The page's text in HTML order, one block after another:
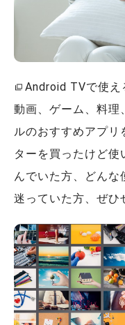
Android TVで使え
動画、ゲーム、料理
ルのおすすめアプリ
ターを買ったけど
んでいた方、どん
迷っていた方、ぜひ